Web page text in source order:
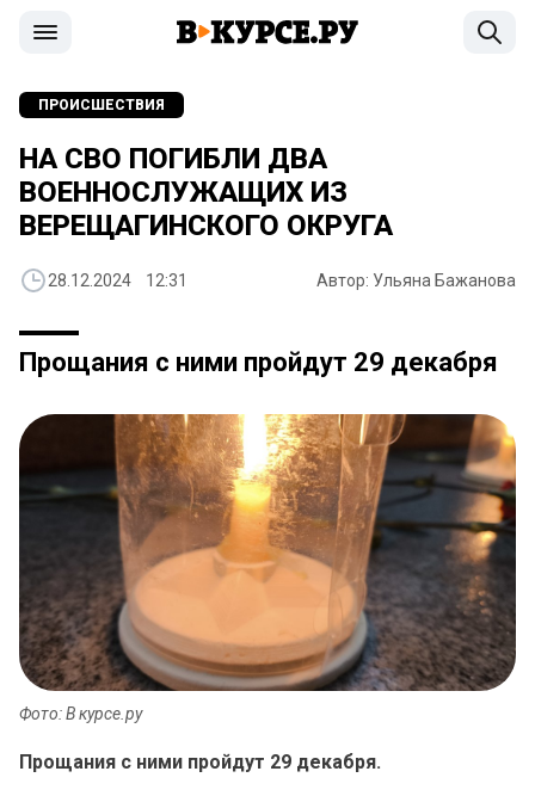
ПРОИСШЕСТВИЯ
НА СВО ПОГИБЛИ ДВА
ВОЕННОСЛУЖАЩИХ ИЗ
ВЕРЕЩАГИНСКОГО ОКРУГА
28.12.2024 12:31 Автор: Ульяна Бажанова
Прощания с ними пройдут 29 декабря
Фото: В курсе.ру
Прощания с ними пройдут 29 декабря.